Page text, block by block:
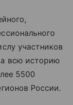
участников
всю историю
5500
России.